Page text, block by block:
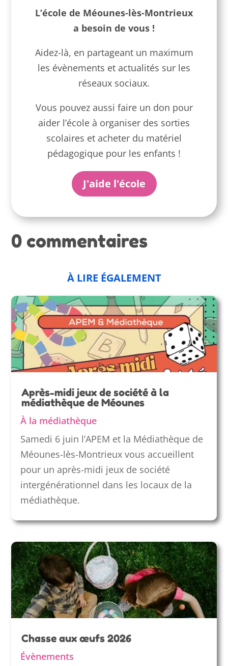
L’école de Méounes-lès-Montrieux
a besoin de vous !
Aidez-là, en partageant un maximum
les évènements et actualités sur les
réseaux sociaux.
Vous pouvez aussi faire un don pour
aider l’école à organiser des sorties
scolaires et acheter du matériel
pédagogique pour les enfants !
J'aide l'école
0 commentaires
À LIRE ÉGALEMENT
Après-midi jeux de société à la
médiathèque de Méounes
À la médiathèque
Samedi 6 juin l’APEM et la Médiathèque de
Méounes-lès-Montrieux vous accueillent
pour un après-midi jeux de société
intergénérationnel dans les locaux de la
médiathèque.
Chasse aux œufs 2026
Évènements